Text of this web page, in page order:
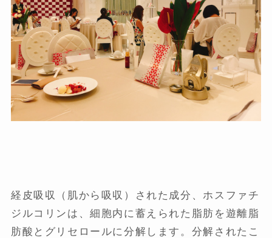
経皮吸収（肌から吸収）された成分、ホスファチ
ジルコリンは、細胞内に蓄えられた脂肪を遊離脂
肪酸とグリセロールに分解します。分解されたこ